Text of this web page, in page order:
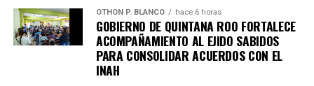
OTHON P. BLANCO hace 6 horas
GOBIERNO DE QUINTANA ROO FORTALECE
ACOMPAÑAMIENTO AL EJIDO SABIDOS
PARA CONSOLIDAR ACUERDOS CON EL
INAH